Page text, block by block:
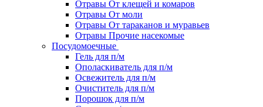
Отравы От клещей и комаров
Отравы От моли
Отравы От тараканов и муравьев
Отравы Прочие насекомые
Посудомоечные
Гель для п/м
Ополаскиватель для п/м
Освежитель для п/м
Очиститель для п/м
Порошок для п/м